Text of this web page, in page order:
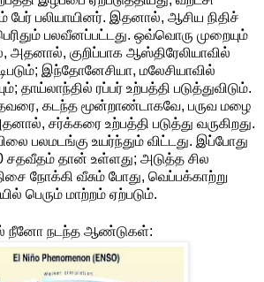
பலியாயினர். இதனால், ஆசிய நிதிச்
பலவீனப்பட்டது. ஒவ்வொரு முறையும்
அதனால், குறிப்பாக ஆஸ்திரேலியாவில்
இந்தோனேசியா, மலேசியாவில்
தாய்லாந்தில் ரப்பர் உற்பத்தி படுத்துவிடும்.
கடந்த மூன்றாண்டாகவே, பருவ மழை
சர்க்கரை உற்பத்தி படுத்து வருகிறது.
பலமடங்கு உயர்ந்தும் விட்டது. இப்போது
சதவீதம் தான் உள்ளது; அடுத்த சில
நோக்கி வீசும் போது, வெப்பக்காற்று
பெரும் மாற்றம் ஏற்படும்.
நீனோ நடந்த ஆண்டுகள்: